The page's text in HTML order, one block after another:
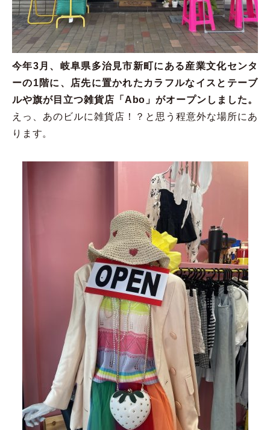
今年3月、岐阜県多治見市新町にある産業文化センタ
ーの1階に、店先に置かれたカラフルなイスとテーブ
ルや旗が目立つ雑貨店「Abo」がオープンしました。
えっ、あのビルに雑貨店！？と思う程意外な場所にあ
ります。